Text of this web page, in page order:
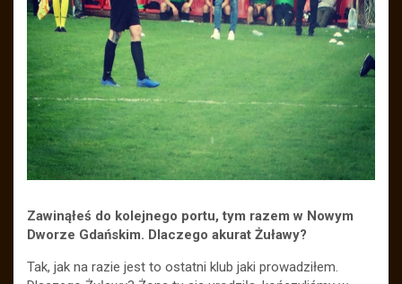
Zawinąłeś do kolejnego portu, tym razem w Nowym
Dworze Gdańskim. Dlaczego akurat Żuławy?
Tak, jak na razie jest to ostatni klub jaki prowadziłem.